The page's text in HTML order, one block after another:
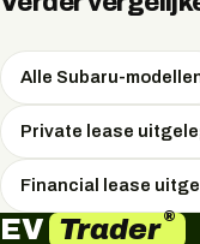
Alle Subaru-
Private lease
Financial lease
EV Trader®